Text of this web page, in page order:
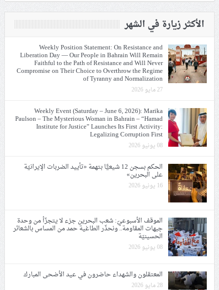
الأكثر زيارة في الشهر
Weekly Position Statement: On Resistance and
Liberation Day — Our People in Bahrain Will Remain
Faithful to the Path of Resistance and Will Never
Compromise on Their Choice to Overthrow the Regime
of Tyranny and Normalization
27 مايو 2026
Weekly Event (Saturday – June 6, 2026): Marika
Paulson – The Mysterious Woman in Bahrain – “Hamad
Institute for Justice” Launches Its First Activity:
Legalizing Corruption First
08 يونيو 2026
الحكم بسجن 12 شيعيًّا بتهمة «تأييد الضربات الإيرانيّة
على البحرين»
16 يونيو 2026
الموقف الأسبوعيّ: شعب البحرين جزء لا يتجزّأ من وحدة
جبهات المقاومة.. ونحذّر الطاغية حمد من المساس بالشعائر
الحسينيّة
08 يونيو 2026
المعتقلون والشهداء حاضرون في عيد الأضحى المبارك
28 مايو 2026